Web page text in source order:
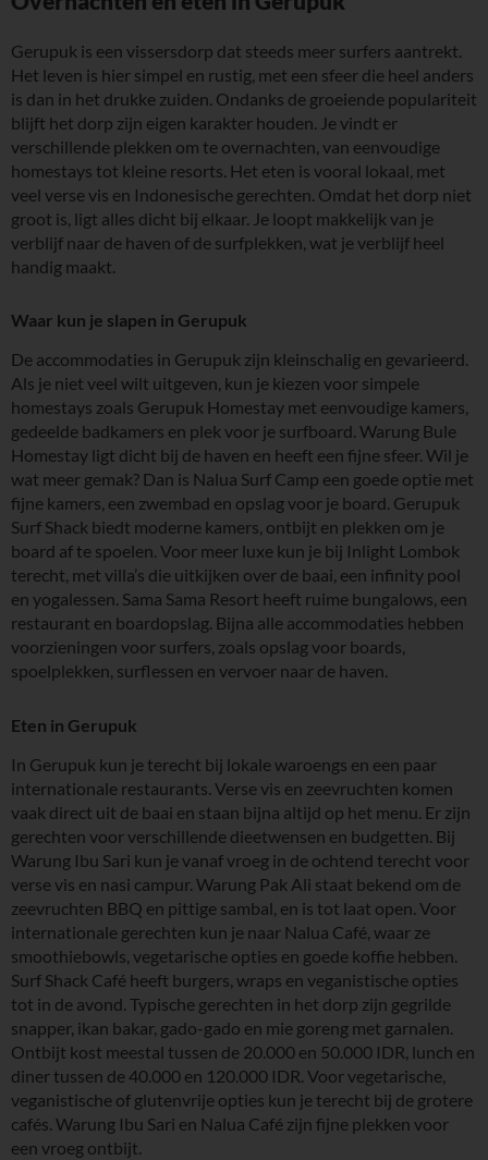
Gerupuk is een vissersdorp dat steeds meer surfers aantrekt.
Het leven is hier simpel en rustig, met een sfeer die heel anders
is dan in het drukke zuiden. Ondanks de groeiende populariteit
blijft het dorp zijn eigen karakter houden. Je vindt er
verschillende plekken om te overnachten, van eenvoudige
homestays tot kleine resorts. Het eten is vooral lokaal, met
veel verse vis en Indonesische gerechten. Omdat het dorp niet
groot is, ligt alles dicht bij elkaar. Je loopt makkelijk van je
verblijf naar de haven of de surfplekken, wat je verblijf heel
handig maakt.
Waar kun je slapen in Gerupuk
De accommodaties in Gerupuk zijn kleinschalig en gevarieerd.
Als je niet veel wilt uitgeven, kun je kiezen voor simpele
homestays zoals Gerupuk Homestay met eenvoudige kamers,
gedeelde badkamers en plek voor je surfboard. Warung Bule
Homestay ligt dicht bij de haven en heeft een fijne sfeer. Wil je
wat meer gemak? Dan is Nalua Surf Camp een goede optie met
fijne kamers, een zwembad en opslag voor je board. Gerupuk
Surf Shack biedt moderne kamers, ontbijt en plekken om je
board af te spoelen. Voor meer luxe kun je bij Inlight Lombok
terecht, met villa’s die uitkijken over de baai, een infinity pool
en yogalessen. Sama Sama Resort heeft ruime bungalows, een
restaurant en boardopslag. Bijna alle accommodaties hebben
voorzieningen voor surfers, zoals opslag voor boards,
spoelplekken, surflessen en vervoer naar de haven.
Eten in Gerupuk
In Gerupuk kun je terecht bij lokale waroengs en een paar
internationale restaurants. Verse vis en zeevruchten komen
vaak direct uit de baai en staan bijna altijd op het menu. Er zijn
gerechten voor verschillende dieetwensen en budgetten. Bij
Warung Ibu Sari kun je vanaf vroeg in de ochtend terecht voor
verse vis en nasi campur. Warung Pak Ali staat bekend om de
zeevruchten BBQ en pittige sambal, en is tot laat open. Voor
internationale gerechten kun je naar Nalua Café, waar ze
smoothiebowls, vegetarische opties en goede koffie hebben.
Surf Shack Café heeft burgers, wraps en veganistische opties
tot in de avond. Typische gerechten in het dorp zijn gegrilde
snapper, ikan bakar, gado-gado en mie goreng met garnalen.
Ontbijt kost meestal tussen de 20.000 en 50.000 IDR, lunch en
diner tussen de 40.000 en 120.000 IDR. Voor vegetarische,
veganistische of glutenvrije opties kun je terecht bij de grotere
cafés. Warung Ibu Sari en Nalua Café zijn fijne plekken voor
een vroeg ontbijt.